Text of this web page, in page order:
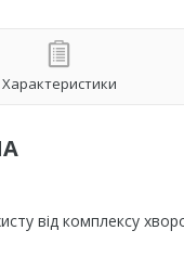
Характеристики
від комплексу